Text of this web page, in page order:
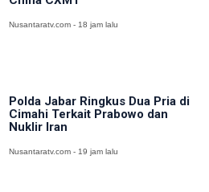
Nusantaratv.com - 18 jam lalu
Polda Jabar Ringkus Dua Pria di
Cimahi Terkait Prabowo dan
Nuklir Iran
Nusantaratv.com - 19 jam lalu